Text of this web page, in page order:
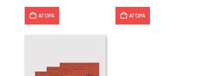
ΑΓΟΡΑ ΑΓΟΡΑ